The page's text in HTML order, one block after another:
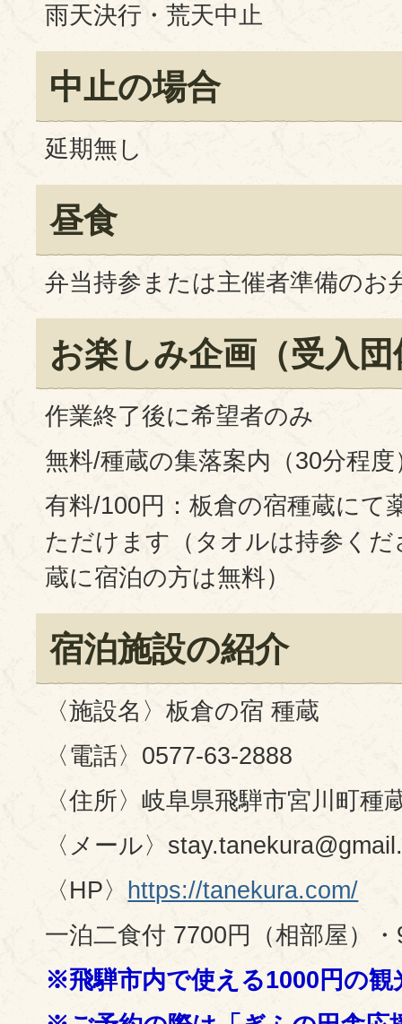
雨天決行・荒天中止
中止の場合
延期無し
昼食
弁当持参または主催者準備のお
お楽しみ企画（受入
作業終了後に希望者のみ
無料/種蔵の集落案内（30分程度
有料/100円：板倉の宿種蔵にて
ただけます（タオルは持参く
蔵に宿泊の方は無料）
宿泊施設の紹介
〈施設名〉板倉の宿 種蔵
〈電話〉0577-63-2888
〈住所〉岐阜県飛騨市宮川町
〈メール〉
〈HP〉
https://tanekura.com/
一泊二食付 7700円（相部屋）
※飛騨市内で使える1000円の観